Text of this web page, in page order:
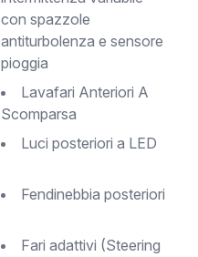
con spazzole
antiturbolenza e sensore
pioggia
Lavafari Anteriori A
Scomparsa
Luci posteriori a LED
Fendinebbia posteriori
Fari adattivi (Steering